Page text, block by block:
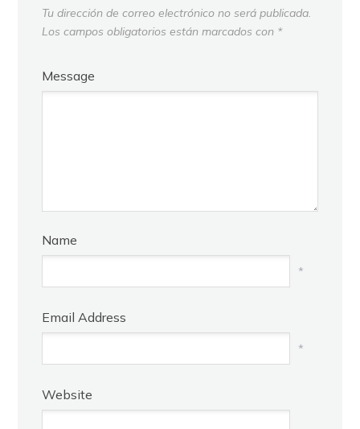
Tu dirección de correo electrónico no será publicada.
Los campos obligatorios están marcados con *
Message
Name
*
Email Address
*
Website